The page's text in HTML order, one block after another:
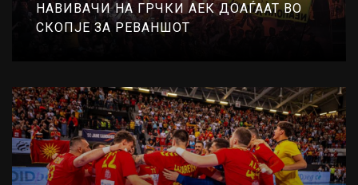
НАВИВАЧИ НА ГРЧКИ АЕК ДОАЃААТ ВО
СКОПЈЕ ЗА РЕВАНШОТ